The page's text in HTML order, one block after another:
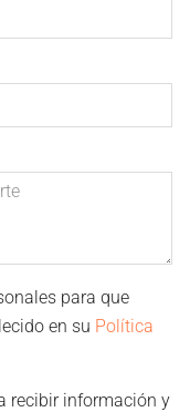
para que
en su Política
recibir información y